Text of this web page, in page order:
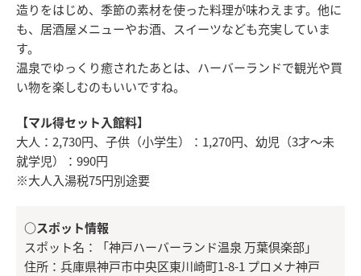
造りをはじめ、季節の素材を使った料理が味わえます。他に
も、居酒屋メニューやお酒、スイーツなども充実していま
す。
温泉でゆっくり癒されたあとは、ハーバーランドで観光や買
い物を楽しむのもいいですね。
【マル得セット入館料】
大人：2,730円、子供（小学生）：1,270円、幼児（3才～未
就学児）：990円
※大人入湯税75円別途要
○スポット情報
スポット名：「神戸ハーバーランド温泉 万葉倶楽部」
住所：兵庫県神戸市中央区東川崎町1-8-1 プロメナ神戸